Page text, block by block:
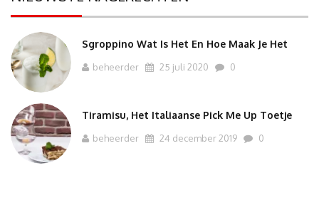
Sgroppino Wat Is Het En Hoe Maak Je Het
beheerder 25 juli 2020 0
Tiramisu, Het Italiaanse Pick Me Up Toetje
beheerder 24 december 2019 0